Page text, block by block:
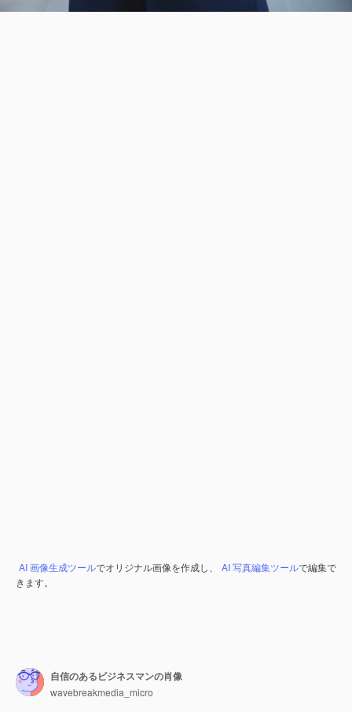
AI 画像生成ツールでオリジナル画像を作成し、 AI 写真編集ツールで編集で
きます。
自信のあるビジネスマンの肖像
wavebreakmedia_micro